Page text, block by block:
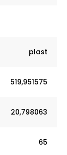
plast
519,951575
20,798063
65